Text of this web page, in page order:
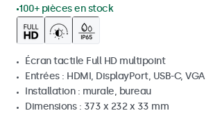
100+ pièces en stock
Écran tactile Full HD multipoint
Entrées : HDMI, DisplayPort, USB-C, VGA
Installation : murale, bureau
Dimensions : 373 x 232 x 33 mm